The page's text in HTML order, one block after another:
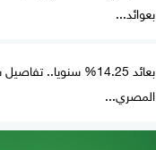
بعوائد...
بعائد 14.25% سنويا..
المصري...